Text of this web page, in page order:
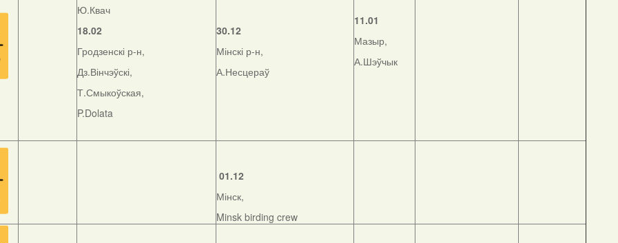
Ю.Квач
18.02
Гродзенскі р-н,
Дз.Вінчэўскі,
Т.Смыкоўская,
P.Dolata
30.12
Мінскі р-н,
А.Несцераў
11.01
Мазыр,
А.Шэўчык
01.12
Мінск,
Minsk birding crew